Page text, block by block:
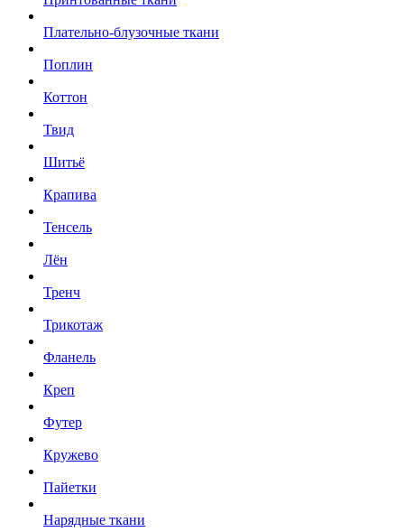
Плательно-блузочные ткани
Поплин
Коттон
Твид
Шитьё
Крапива
Тенсель
Лён
Тренч
Трикотаж
Фланель
Креп
Футер
Кружево
Пайетки
Нарядные ткани